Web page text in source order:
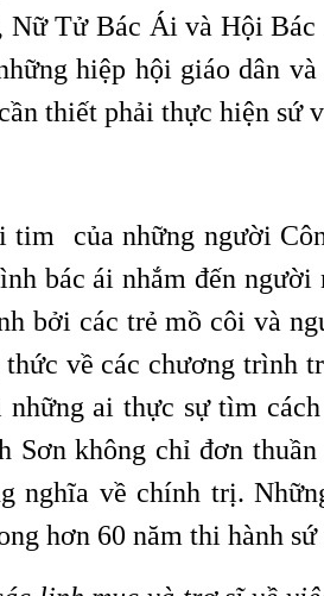
Tử Bác Ái và Hội
hiệp hội giáo dân
thiết phải thực hiện sứ
của những người
bác ái nhắm đến
bởi các trẻ mồ côi và
về các chương trình
ai thực sự tìm
không chỉ đơn
nghĩa về chính trị.
hơn 60 năm thi hành